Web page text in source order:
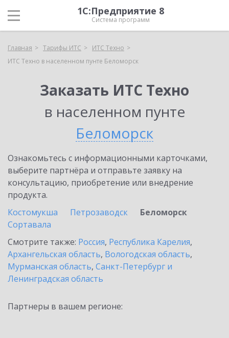
1С:Предприятие 8
Система программ
Главная Тарифы ИТС
ИТС Техно
ИТС Техно в населенном пунте Беломорск
Заказать ИТС Техно
в населенном пунте
Беломорск
Ознакомьтесь с информационными карточками,
выберите партнёра и отправьте заявку на
консультацию, приобретение или внедрение
продукта.
Костомукша
Петрозаводск
Беломорск
Сортавала
Смотрите также: Россия, Республика Карелия,
Архангельская область, Вологодская область,
Мурманская область, Санкт-Петербург и
Ленинградская область
Партнеры в вашем регионе: